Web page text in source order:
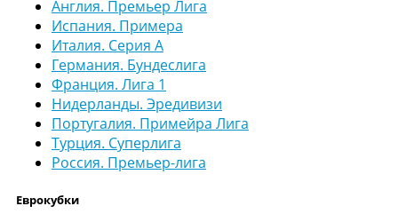
Англия. Премьер Лига
Испания. Примера
Италия. Серия А
Германия. Бундеслига
Франция. Лига 1
Нидерланды. Эредивизи
Португалия. Примейра Лига
Турция. Суперлига
Россия. Премьер-лига
Еврокубки